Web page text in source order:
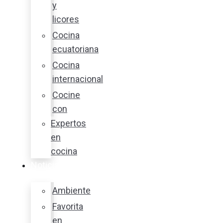
y
licores
Cocina
ecuatoriana
Cocina
internacional
Cocine
con
Expertos
en
cocina
Ambiente
Favorita
en